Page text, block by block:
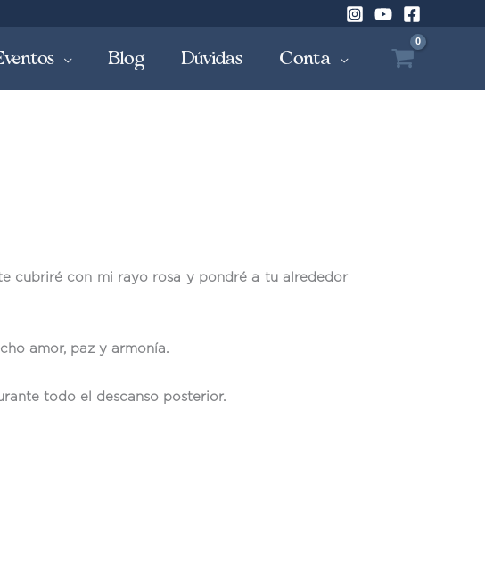
Blog Dúvidas Conta
cubriré con mi rayo rosa y pondré a tu alrededor
amor, paz y armonía.
todo el descanso posterior.